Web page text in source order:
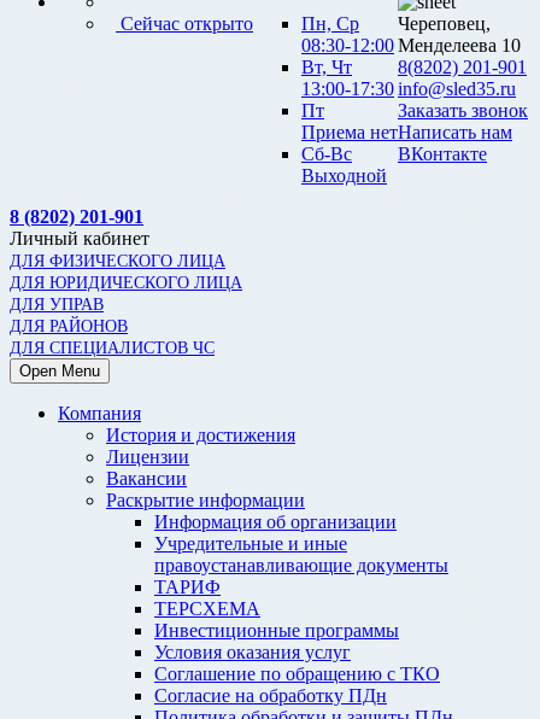
Сейчас открыто
Пн, Ср
08:30-12:00
Вт, Чт
13:00-17:30
Пт
Приема нет
Сб-Вс
Выходной
Череповец,
Менделеева 10
8(8202) 201-901
info@sled35.ru
Заказать звонок
Написать нам
ВКонтакте
8 (8202) 201-901
Личный кабинет
ДЛЯ ФИЗИЧЕСКОГО ЛИЦА
ДЛЯ ЮРИДИЧЕСКОГО ЛИЦА
ДЛЯ УПРАВ
ДЛЯ РАЙОНОВ
ДЛЯ СПЕЦИАЛИСТОВ ЧС
Open Menu
Компания
История и достижения
Лицензии
Вакансии
Раскрытие информации
Информация об организации
Учредительные и иные
правоустанавливающие документы
ТАРИФ
ТЕРСХЕМА
Инвестиционные программы
Условия оказания услуг
Соглашение по обращению с ТКО
Согласие на обработку ПДн